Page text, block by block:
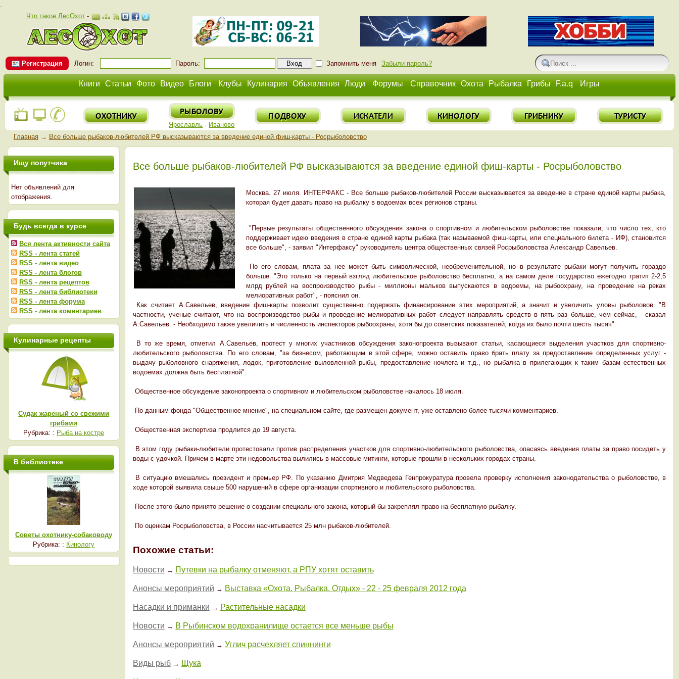
.
Что такое ЛесОхот-
Регистрация Логин: Пароль: Запомнить меня Забыли пароль?
Книги Статьи Фото Видео Блоги Клубы Кулинария Объявления Люди Форумы Справочник Охота Рыбалка Грибы F.a.q Игры
Ярославль - Иваново
Главная→ Все больше рыбаков-любителей РФ высказываются за введение единой фиш-карты - Росрыболовство
Все больше рыбаков-любителей РФ высказываются за введение единой фиш-карты - Росрыболовство
Москва. 27 июля. ИНТЕРФАКС - Все больше рыбаков-любителей России высказывается за введение в стране единой карты рыбака,
которая будет давать право на рыбалку в водоемах всех регионов страны.
"Первые результаты общественного обсуждения закона о спортивном и любительском рыболовстве показали, что число тех, кто
поддерживает идею введения в стране единой карты рыбака (так называемой фиш-карты, или специального билета - ИФ), становится
все больше", - заявил "Интерфаксу" руководитель центра общественных связей Росрыболовства Александр Савельев.
По его словам, плата за нее может быть символической, необременительной, но в результате рыбаки могут получить гораздо
больше. "Это только на первый взгляд любительское рыболовство бесплатно, а на самом деле государство ежегодно тратит 2-2,5
млрд рублей на воспроизводство рыбы - миллионы мальков выпускаются в водоемы, на рыбоохрану, на проведение на реках
мелиоративных работ", - пояснил он.
Как считает А.Савельев, введение фиш-карты позволит существенно подержать финансирование этих мероприятий, а значит и увеличить уловы рыболовов. "В
частности, ученые считают, что на воспроизводство рыбы и проведение мелиоративных работ следует направлять средств в пять раз больше, чем сейчас, - сказал
А.Савельев. - Необходимо также увеличить и численность инспекторов рыбоохраны, хотя бы до советских показателей, когда их было почти шесть тысяч".
В то же время, отметил А.Савельев, протест у многих участников обсуждения законопроекта вызывают статьи, касающиеся выделения участков для спортивно-
любительского рыболовства. По его словам, "за бизнесом, работающим в этой сфере, можно оставить право брать плату за предоставление определенных услуг -
выдачу рыболовного снаряжения, лодок, приготовление выловленной рыбы, предоставление ночлега и т.д., но рыбалка в прилегающих к таким базам естественных
водоемах должна быть бесплатной".
Общественное обсуждение законопроекта о спортивном и любительском рыболовстве началось 18 июля.
По данным фонда "Общественное мнение", на специальном сайте, где размещен документ, уже оставлено более тысячи комментариев.
Общественная экспертиза продлится до 19 августа.
В этом году рыбаки-любители протестовали против распределения участков для спортивно-любительского рыболовства, опасаясь введения платы за право посидеть у
воды с удочкой. Причем в марте эти недовольства вылились в массовые митинги, которые прошли в нескольких городах страны.
В ситуацию вмешались президент и премьер РФ. По указанию Дмитрия Медведева Генпрокуратура провела проверку исполнения законодательства о рыболовстве, в
ходе которой выявила свыше 500 нарушений в сфере организации спортивного и любительского рыболовства.
После этого было принято решение о создании специального закона, который бы закреплял право на бесплатную рыбалку.
По оценкам Росрыболовства, в России насчитывается 25 млн рыбаков-любителей.
Похожие статьи:
Новости → Путевки на рыбалку отменяют, а РПУ хотят оставить
Анонсы мероприятий → Выставка «Охота. Рыбалка. Отдых» - 22 - 25 февраля 2012 года
Насадки и приманки → Растительные насадки
Новости → В Рыбинском водохранилище остается все меньше рыбы
Анонсы мероприятий → Углич расчехляет спиннинги
Виды рыб→ Щука
Ищу попутчика
Нет объявлений для
отображения.
Будь всегда в курсе
Вся лента активности сайта
RSS - лента статей
RSS - лента видео
RSS - лента блогов
RSS - лента рецептов
RSS - лента библиотеки
RSS - лента форума
RSS - лента коментариев
Кулинарные рецепты
Судак жареный со свежими
грибами
Рубрика: : Рыба на костре
В библиотеке
Советы охотнику-собаководу
Рубрика: : Кинологу